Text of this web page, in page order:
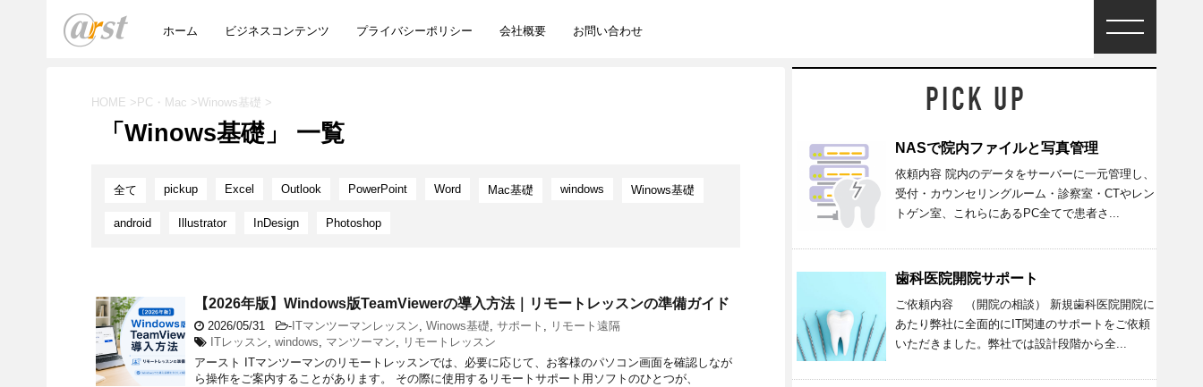
ホーム ビジネスコンテンツ プライバシーポリシー 会社概要 お問い合わせ
HOME > PC・Mac >Winows基礎 >
「Winows基礎」 一覧
全て pickup Excel Outlook PowerPoint Word Mac基礎 windows Winows基礎
android Illustrator InDesign Photoshop
【2026年版】Windows版TeamViewerの導入方法｜リモートレッスンの準備ガイド
2026/05/31 - ITマンツーマンレッスン, Winows基礎, サポート , リモート遠隔
ITレッスン, windows, マンツーマン, リモートレッスン
アースト ITマンツーマンのリモートレッスンでは、必要に応じて、お客様のパソコン画面を確認しなが
ら操作をご案内することがあります。 その際に使用するリモートサポート用ソフトのひとつが、
NASで院内ファイルと写真管理
依頼内容 院内のデータをサーバーに一元管理し、
受付・カウンセリングルーム・診察室・CTやレン
トゲン室、これらにあるPC全てで患者さ...
歯科医院開院サポート
ご依頼内容 （開院の相談） 新規歯科医院開院に
あたり弊社に全面的にIT関連のサポートをご依頼
いただきました。弊社では設計段階から全...